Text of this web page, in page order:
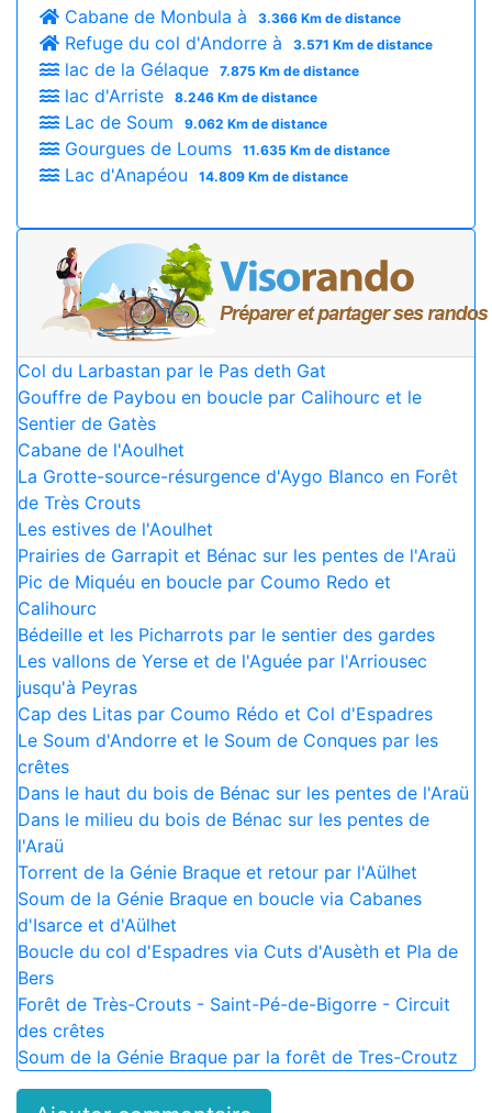
Cabane de Monbula à
3.366 Km de distance
Refuge du col d'Andorre à 3.571 Km de distance
lac de la Gélaque 7.875 Km de distance
lac d'Arriste 8.246 Km de distance
Lac de Soum 9.062 Km de distance
Gourgues de Loums 11.635 Km de distance
Lac d'Anapéou 14.809 Km de distance
Col du Larbastan par le Pas deth Gat
Gouffre de Paybou en boucle par Calihourc et le
Sentier de Gatès
Cabane de l'Aoulhet
La Grotte-source-résurgence d'Aygo Blanco en Forêt
de Très Crouts
Les estives de l'Aoulhet
Prairies de Garrapit et Bénac sur les pentes de l'Araü
Pic de Miquéu en boucle par Coumo Redo et
Calihourc
Bédeille et les Picharrots par le sentier des gardes
Les vallons de Yerse et de l'Aguée par l'Arriousec
jusqu'à Peyras
Cap des Litas par Coumo Rédo et Col d'Espadres
Le Soum d'Andorre et le Soum de Conques par les
crêtes
Dans le haut du bois de Bénac sur les pentes de l'Araü
Dans le milieu du bois de Bénac sur les pentes de
l'Araü
Torrent de la Génie Braque et retour par l'Aülhet
Soum de la Génie Braque en boucle via Cabanes
d'Isarce et d'Aülhet
Boucle du col d'Espadres via Cuts d'Ausèth et Pla de
Bers
Forêt de Très-Crouts - Saint-Pé-de-Bigorre - Circuit
des crêtes
Soum de la Génie Braque par la forêt de Tres-Croutz